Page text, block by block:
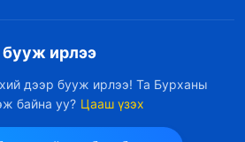
эшлэлийг оруулсан. Яг тэр
бүлгээс гарах гэж байтал
дуусаад, унтарч байна
ирлээ
дээр бууж ирлээ! Та Бурханы
байна уу? Цааш үзэх